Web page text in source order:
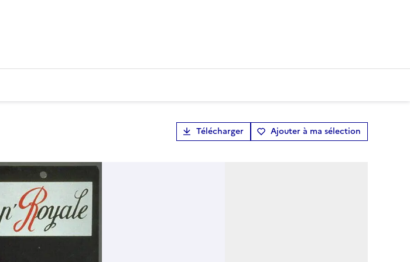
Télécharger Ajouter à ma sélection